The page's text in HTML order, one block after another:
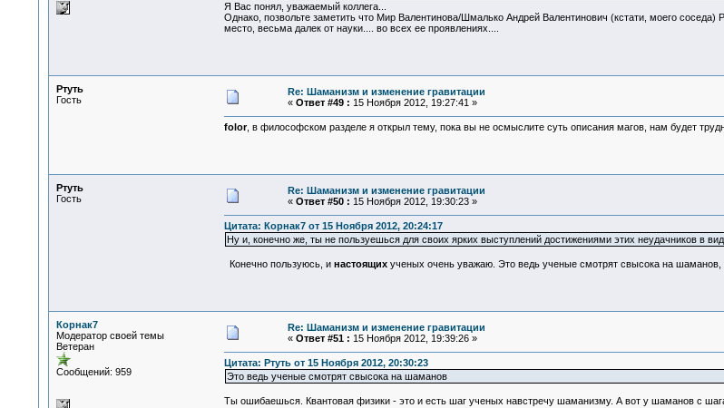
Я Вас понял, уважаемый коллега...
Однако, позвольте заметить что Мир Валентинова/Шмалько Андрей Валентинович (кстати, моего
место, весьма далек от науки.... во всех ее проявлениях....
Ртуть
Гость
Re: Шаманизм и изменение гравитации
« Ответ #49 : 15 Ноября 2012, 19:27:41 »
folor, в философском разделе я открыл тему, пока вы не осмыслите суть описания магов, нам будет
Ртуть
Гость
Re: Шаманизм и изменение гравитации
« Ответ #50 : 15 Ноября 2012, 19:30:23 »
Цитата: Корнак7 от 15 Ноября 2012, 20:24:17
Ну и, конечно же, ты не пользуешься для своих ярких выступлений достижениями этих неудачников в
Конечно пользуюсь, инастоящих ученых очень уважаю. Это ведь ученые смотрят свысока на
Корнак7
Модератор своей темы
Ветеран
Сообщений: 959
Re: Шаманизм и изменение гравитации
« Ответ #51 : 15 Ноября 2012, 19:39:26 »
Цитата: Ртуть от 15 Ноября 2012, 20:30:23
Это ведь ученые смотрят свысока на шаманов
Ты ошибаешься. Квантовая физики - это и есть шаг ученых навстречу шаманизму. А вот у шаманов с